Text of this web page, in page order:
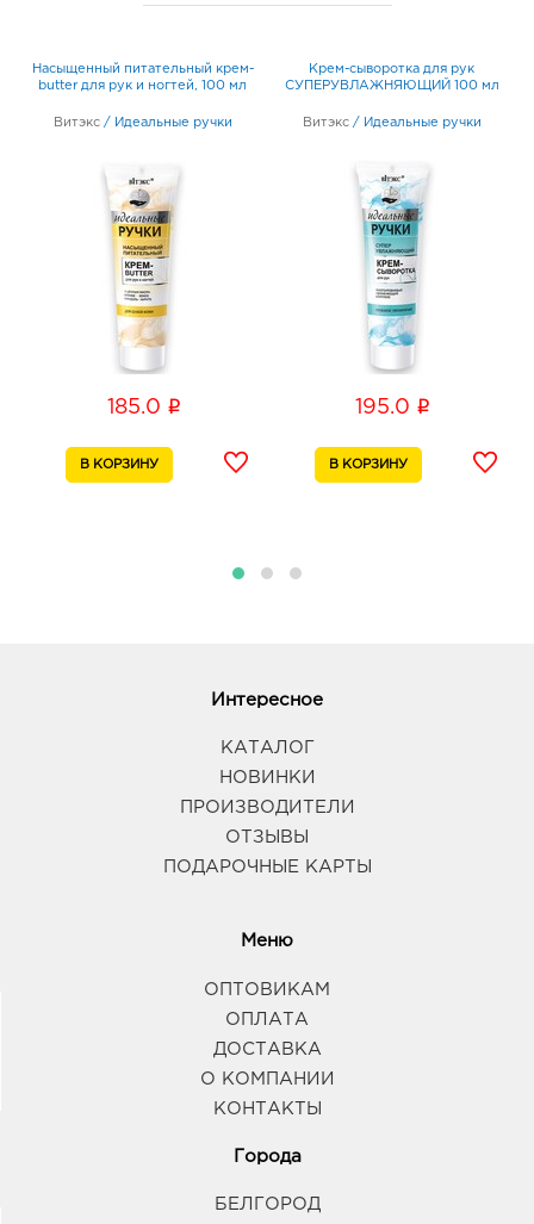
Насыщенный питательный крем-
butter для рук и ногтей, 100 мл
Витэкс / Идеальные ручки
185.0 i
Крем-сыворотка для рук
СУПЕРУВЛАЖНЯЮЩИЙ 100 мл
Витэкс / Идеальные ручки
195.0 i
Интересное
КАТАЛОГ
НОВИНКИ
ПРОИЗВОДИТЕЛИ
ОТЗЫВЫ
ПОДАРОЧНЫЕ КАРТЫ
Меню
ОПТОВИКАМ
ОПЛАТА
ДОСТАВКА
О КОМПАНИИ
КОНТАКТЫ
Города
БЕЛГОРОД